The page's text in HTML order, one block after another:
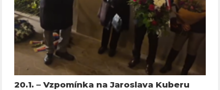
20.1. – Vzpomínka na Jaroslava Kuberu